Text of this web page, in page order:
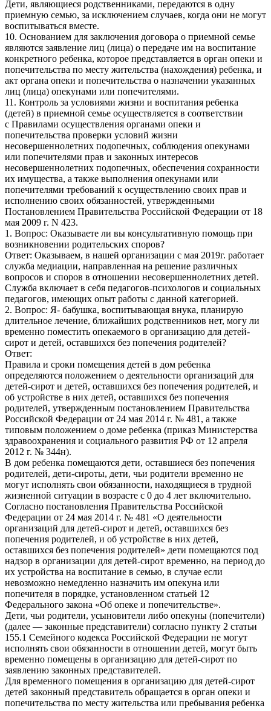
Дети, являющиеся родственниками, передаются в одну
приемную семью, за исключением случаев, когда они не могут
воспитываться вместе.
10. Основанием для заключения договора о приемной семье
являются заявление лиц (лица) о передаче им на воспитание
конкретного ребенка, которое представляется в орган опеки и
попечительства по месту жительства (нахождения) ребенка, и
акт органа опеки и попечительства о назначении указанных
лиц (лица) опекунами или попечителями.
11. Контроль за условиями жизни и воспитания ребенка
(детей) в приемной семье осуществляется в соответствии
с Правилами осуществления органами опеки и
попечительства проверки условий жизни
несовершеннолетних подопечных, соблюдения опекунами
или попечителями прав и законных интересов
несовершеннолетних подопечных, обеспечения сохранности
их имущества, а также выполнения опекунами или
попечителями требований к осуществлению своих прав и
исполнению своих обязанностей, утвержденными
Постановлением Правительства Российской Федерации от 18
мая 2009 г. N 423.
1. Вопрос: Оказываете ли вы консультативную помощь при
возникновении родительских споров?
Ответ: Оказываем, в нашей организации с мая 2019г. работает
служба медиации, направленная на решение различных
вопросов и споров в отношении несовершеннолетних детей.
Служба включает в себя педагогов-психологов и социальных
педагогов, имеющих опыт работы с данной категорией.
2. Вопрос: Я- бабушка, воспитывающая внука, планирую
длительное лечение, ближайших родственников нет, могу ли
временно поместить опекаемого в организацию для детей-
сирот и детей, оставшихся без попечения родителей?
Ответ:
Правила и сроки помещения детей в дом ребенка
определяются положением о деятельности организаций для
детей-сирот и детей, оставшихся без попечения родителей, и
об устройстве в них детей, оставшихся без попечения
родителей, утвержденным постановлением Правительства
Российской Федерации от 24 мая 2014 г. № 481, а также
типовым положением о доме ребенка (приказ Министерства
здравоохранения и социального развития РФ от 12 апреля
2012 г. № 344н).
В дом ребенка помещаются дети, оставшиеся без попечения
родителей, дети-сироты, дети, чьи родители временно не
могут исполнять свои обязанности, находящиеся в трудной
жизненной ситуации в возрасте с 0 до 4 лет включительно.
Согласно постановления Правительства Российской
Федерации от 24 мая 2014 г. № 481 «О деятельности
организаций для детей-сирот и детей, оставшихся без
попечения родителей, и об устройстве в них детей,
оставшихся без попечения родителей» дети помещаются под
надзор в организации для детей-сирот временно, на период до
их устройства на воспитание в семью, в случае если
невозможно немедленно назначить им опекуна или
попечителя в порядке, установленном статьей 12
Федерального закона «Об опеке и попечительстве».
Дети, чьи родители, усыновители либо опекуны (попечители)
(далее — законные представители) согласно пункту 2 статьи
155.1 Семейного кодекса Российской Федерации не могут
исполнять свои обязанности в отношении детей, могут быть
временно помещены в организацию для детей-сирот по
заявлению законных представителей.
Для временного помещения в организацию для детей-сирот
детей законный представитель обращается в орган опеки и
попечительства по месту жительства или пребывания ребенка